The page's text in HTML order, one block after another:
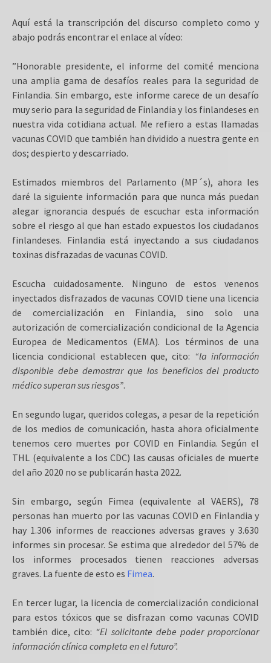
Aquí está la transcripción del discurso completo como y
abajo podrás encontrar el enlace al vídeo:
”Honorable presidente, el informe del comité menciona
una amplia gama de desafíos reales para la seguridad de
Finlandia. Sin embargo, este informe carece de un desafío
muy serio para la seguridad de Finlandia y los finlandeses en
nuestra vida cotidiana actual. Me refiero a estas llamadas
vacunas COVID que también han dividido a nuestra gente en
dos; despierto y descarriado.
Estimados miembros del Parlamento (MP´s), ahora les
daré la siguiente información para que nunca más puedan
alegar ignorancia después de escuchar esta información
sobre el riesgo al que han estado expuestos los ciudadanos
finlandeses. Finlandia está inyectando a sus ciudadanos
toxinas disfrazadas de vacunas COVID.
Escucha cuidadosamente. Ninguno de estos venenos
inyectados disfrazados de vacunas COVID tiene una licencia
de comercialización en Finlandia, sino solo una
autorización de comercialización condicional de la Agencia
Europea de Medicamentos (EMA). Los términos de una
licencia condicional establecen que, cito: “la información
disponible debe demostrar que los beneficios del producto
médico superan sus riesgos”.
En segundo lugar, queridos colegas, a pesar de la repetición
de los medios de comunicación, hasta ahora oficialmente
tenemos cero muertes por COVID en Finlandia. Según el
THL (equivalente a los CDC) las causas oficiales de muerte
del año 2020 no se publicarán hasta 2022.
Sin embargo, según Fimea (equivalente al VAERS), 78
personas han muerto por las vacunas COVID en Finlandia y
hay 1.306 informes de reacciones adversas graves y 3.630
informes sin procesar. Se estima que alrededor del 57% de
los informes procesados ​​tienen reacciones adversas
graves. La fuente de esto es Fimea.
En tercer lugar, la licencia de comercialización condicional
para estos tóxicos que se disfrazan como vacunas COVID
también dice, cito: “El solicitante debe poder proporcionar
información clínica completa en el futuro”.